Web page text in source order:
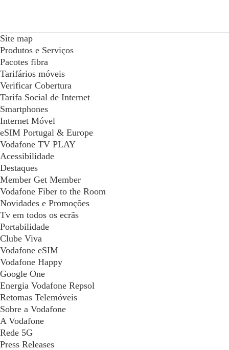
Site map
Produtos e Serviços
Pacotes fibra
Tarifários móveis
Verificar Cobertura
Tarifa Social de Internet
Smartphones
Internet Móvel
eSIM Portugal & Europe
Vodafone TV PLAY
Acessibilidade
Destaques
Member Get Member
Vodafone Fiber to the Room
Novidades e Promoções
Tv em todos os ecrãs
Portabilidade
Clube Viva
Vodafone eSIM
Vodafone Happy
Google One
Energia Vodafone Repsol
Retomas Telemóveis
Sobre a Vodafone
A Vodafone
Rede 5G
Press Releases